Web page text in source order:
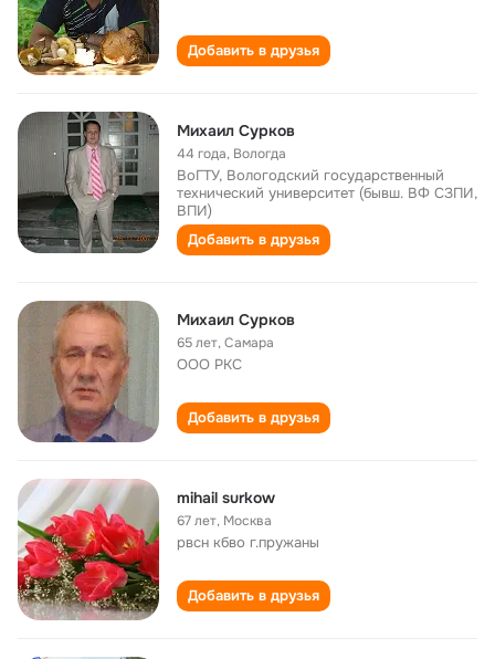
Добавить в друзья
Михаил Сурков
44 года, Вологда
ВоГТУ, Вологодский государственный
технический университет (бывш. ВФ СЗПИ,
ВПИ)
Добавить в друзья
Михаил Сурков
65 лет,Самара
ООО РКС
Добавить в друзья
mihail surkow
67 лет, Москва
рвсн кбво г.пружаны
Добавить в друзья